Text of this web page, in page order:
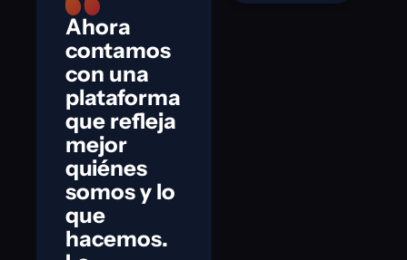
Ahora
contamos
con una
plataforma
que refleja
mejor
quiénes
somos y lo
que
hacemos.